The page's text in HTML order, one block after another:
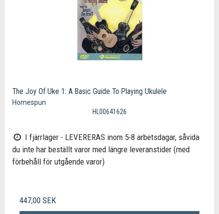
The Joy Of Uke 1: A Basic Guide To Playing Ukulele
Homespun
HL00641626
I fjärrlager - LEVERERAS inom 5-8 arbetsdagar, såvida
du inte har beställt varor med längre leveranstider (med
förbehåll för utgående varor)
447,00 SEK